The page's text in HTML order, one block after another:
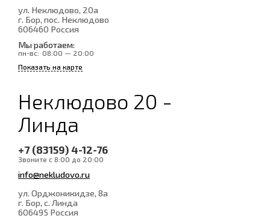
ул. Неклюдово, 20а
г. Бор, пос. Неклюдово
606460 Россия
Мы работаем:
пн-вс: 08:00 — 20:00
Показать на карте
Неклюдово 20 -
Линда
+7 (83159) 4-12-76
Звоните с 8:00 до 20:00
info@nekludovo.ru
ул. Орджоникидзе, 8а
г. Бор, с. Линда
606495 Россия